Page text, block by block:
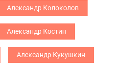
Александр Колоколов
Александр Костин
Александр Кукушкин